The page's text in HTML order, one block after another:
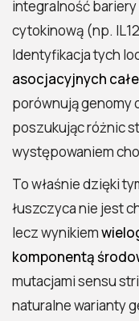
integralność
cytokinową (np.
Identyfikacja tych
asocjacyjnych
porównują genomy
poszukując różnic
występowaniem
To właśnie dzięki
łuszczyca nie jest
lecz wynikiem
komponentą
mutacjami sensu
naturalne warianty